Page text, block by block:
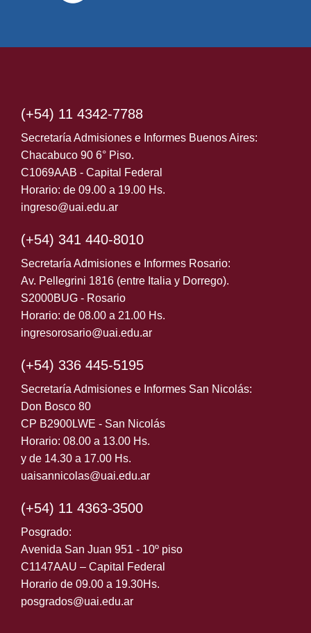
(+54) 11 4342-7788
Secretaría Admisiones e Informes Buenos Aires:
Chacabuco 90 6° Piso.
C1069AAB - Capital Federal
Horario: de 09.00 a 19.00 Hs.
ingreso@uai.edu.ar
(+54) 341 440-8010
Secretaría Admisiones e Informes Rosario:
Av. Pellegrini 1816 (entre Italia y Dorrego).
S2000BUG - Rosario
Horario: de 08.00 a 21.00 Hs.
ingresorosario@uai.edu.ar
(+54) 336 445-5195
Secretaría Admisiones e Informes San Nicolás:
Don Bosco 80
CP B2900LWE - San Nicolás
Horario: 08.00 a 13.00 Hs.
y de 14.30 a 17.00 Hs.
uaisannicolas@uai.edu.ar
(+54) 11 4363-3500
Posgrado:
Avenida San Juan 951 - 10º piso
C1147AAU – Capital Federal
Horario de 09.00 a 19.30Hs.
posgrados@uai.edu.ar